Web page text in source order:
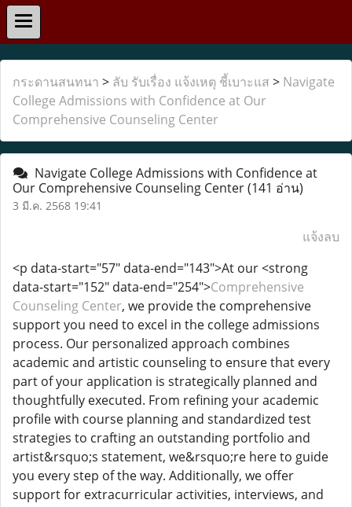
กระดานสนทนา > ลับ รับเรื่อง แจ้งเหตุ ชี้เบาะแส > Navigate
College Admissions with Confidence at Our
Comprehensive Counseling Center
Navigate College Admissions with Confidence at
Our Comprehensive Counseling Center(141 อ่าน)
3 มี.ค. 2568 19:41
แจ้งลบ
<p data-start="57" data-end="143">At our <strong
data-start="152" data-end="254">Comprehensive
Counseling Center, we provide the comprehensive
support you need to excel in the college admissions
process. Our personalized approach combines
academic and artistic counseling to ensure that every
part of your application is strategically planned and
thoughtfully executed. From refining your academic
profile with course planning and standardized test
strategies to crafting an outstanding portfolio and
artist&rsquo;s statement, we&rsquo;re here to guide
you every step of the way. Additionally, we offer
support for extracurricular activities, interviews, and